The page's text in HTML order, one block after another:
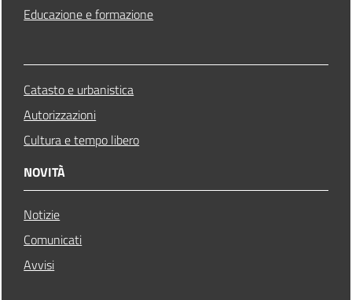
Educazione e formazione
Catasto e urbanistica
Autorizzazioni
Cultura e tempo libero
NOVITÀ
Notizie
Comunicati
Avvisi